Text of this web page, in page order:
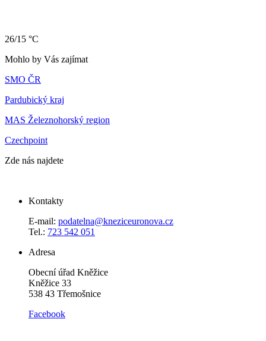
26/15 °C
Mohlo by Vás zajímat
SMO ČR
Pardubický kraj
MAS Železnohorský region
Czechpoint
Zde nás najdete
Kontakty
E-mail: podatelna@kneziceuronova.cz
Tel.: 723 542 051
Adresa
Obecní úřad Kněžice
Kněžice 33
538 43 Třemošnice
Facebook